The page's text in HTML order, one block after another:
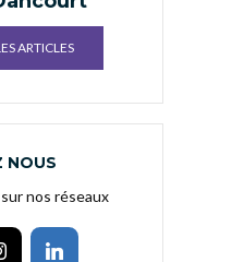
ARTICLES
NOUS
nos réseaux